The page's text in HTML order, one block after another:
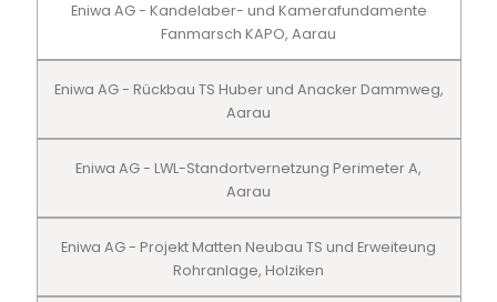
Eniwa AG - Kandelaber- und Kamerafundamente
Fanmarsch KAPO, Aarau
Eniwa AG - Rückbau TS Huber und Anacker Dammweg,
Aarau
Eniwa AG - LWL-Standortvernetzung Perimeter A,
Aarau
Eniwa AG - Projekt Matten Neubau TS und Erweiteung
Rohranlage, Holziken